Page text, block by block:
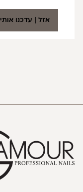
אזל | עדכנו אותי